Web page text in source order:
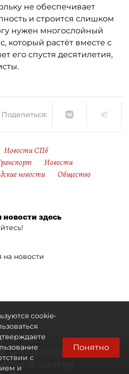
не обеспечивает
и строится слишком
нужен многослойный
который растёт вместе с
его спустя десятилетия,
Поделиться:
Новости СПб
Новости
новости
Общество
здесь
на новости
Васильевского
центр
cookie-
с
и
Понятно